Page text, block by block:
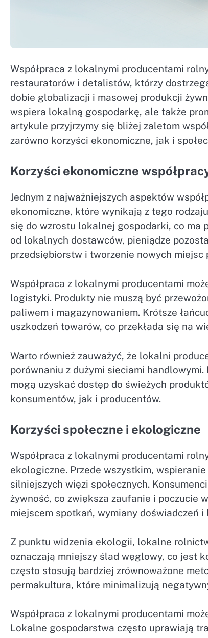
Współpraca z lokalnymi producentami
restauratorów i detalistów, którzy
dobie globalizacji i masowej produkcji
wspiera lokalną gospodarkę, ale także
artykule przyjrzymy się bliżej zaletom
zarówno korzyści ekonomiczne, jak i
Korzyści ekonomiczne
Jednym z najważniejszych aspektów
ekonomiczne, które wynikają z tego
się do wzrostu lokalnej gospodarki, co ma
od lokalnych dostawców, pieniądze
przedsiębiorstw i tworzenie nowych miejsc
Współpraca z lokalnymi producentami
logistyki. Produkty nie muszą być
paliwem i magazynowaniem. Krótsze
uszkodzeń towarów, co przekłada się na
Warto również zauważyć, że lokalni
porównaniu z dużymi sieciami
mogą uzyskać dostęp do świeżych
konsumentów, jak i producentów.
Korzyści społeczne i ekologiczne
Współpraca z lokalnymi producentami
ekologiczne. Przede wszystkim,
silniejszych więzi społecznych.
żywność, co zwiększa zaufanie i
miejscem spotkań, wymiany doświadczeń
Z punktu widzenia ekologii, lokalne
oznaczają mniejszy ślad węglowy, co jest
często stosują bardziej zrównoważone
permakultura, które minimalizują
Współpraca z lokalnymi producentami
Lokalne gospodarstwa często uprawiają